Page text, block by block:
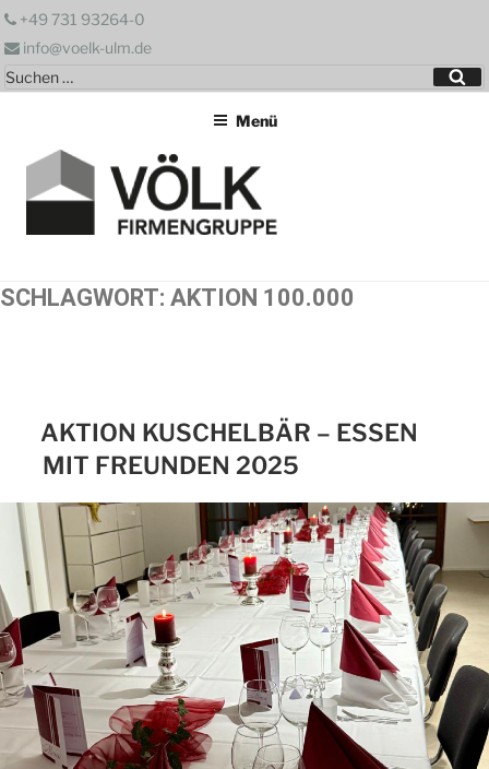
Zum
springen
+49 731 93264-0
info@voelk-ulm.de
Suchen
nach:
Menü
SCHLAGWORT: AKTION 100.000
AKTION KUSCHELBÄR – ESSEN
MIT FREUNDEN 2025